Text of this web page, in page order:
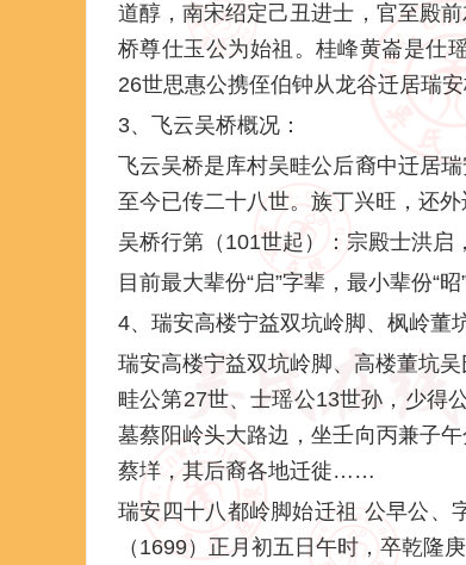
道醇，南宋绍定己丑进士，官至殿
桥尊仕玉公为始祖。桂峰黄崙是仕
26世思惠公携侄伯钟从龙谷迁居瑞安
3、飞云吴桥概况：
飞云吴桥是库村吴畦公后裔中迁居
至今已传二十八世。族丁兴旺，还
吴桥行第（101世起）：宗殿士洪启
目前最大辈份“启”字辈，最小辈份“昭
4、瑞安高楼宁益双坑岭脚、枫岭董
瑞安高楼宁益双坑岭脚、高楼董坑
畦公第27世、士瑶公13世孙，少得
墓蔡阳岭头大路边，坐壬向丙兼子
蔡垟，其后裔各地迁徙……
瑞安四十八都岭脚始迁祖 公早公、
（1699）正月初五日午时，卒乾隆